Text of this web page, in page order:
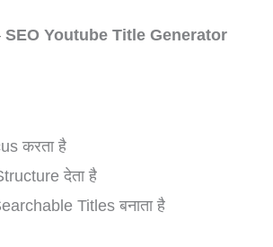
SEO Youtube Title Generator
करता है
देता है
Titles बनाता है